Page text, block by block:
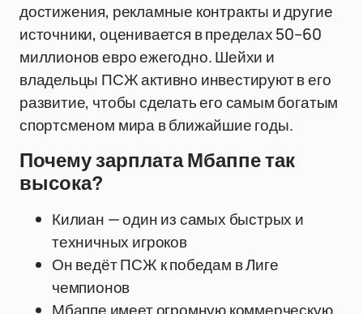
достижения, рекламные контракты и другие
источники, оценивается в пределах 50–60
миллионов евро ежегодно. Шейхи и
владельцы ПСЖ активно инвестируют в его
развитие, чтобы сделать его самым богатым
спортсменом мира в ближайшие годы.
Почему зарплата Мбаппе так
высока?
Килиан — один из самых быстрых и
техничных игроков
Он ведёт ПСЖ к победам в Лиге
чемпионов